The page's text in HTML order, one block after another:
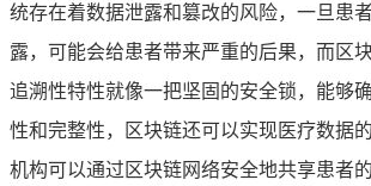
统存在着数据泄露和篡改的风险，一旦患
露，可能会给患者带来严重的后果，而区
追溯性特性就像一把坚固的安全锁，能够
性和完整性，区块链还可以实现医疗数据
机构可以通过区块链网络安全地共享患者